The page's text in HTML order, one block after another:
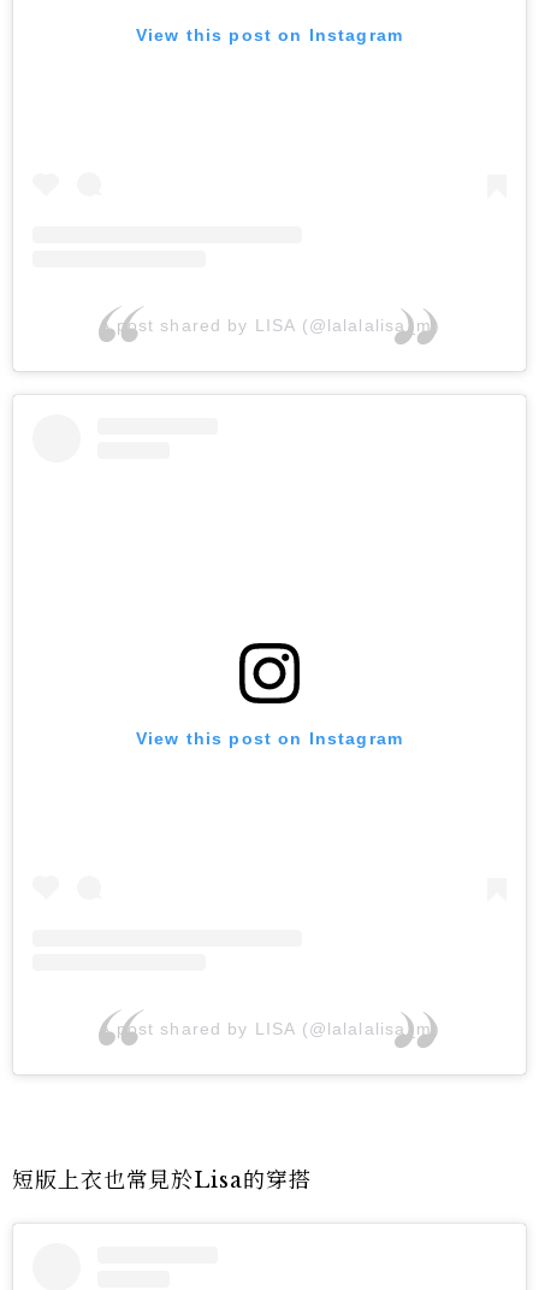
View this post on Instagram
A post shared by LISA (@lalalalisa_m)
View this post on Instagram
A post shared by LISA (@lalalalisa_m)
短版上衣也常見於Lisa的穿搭